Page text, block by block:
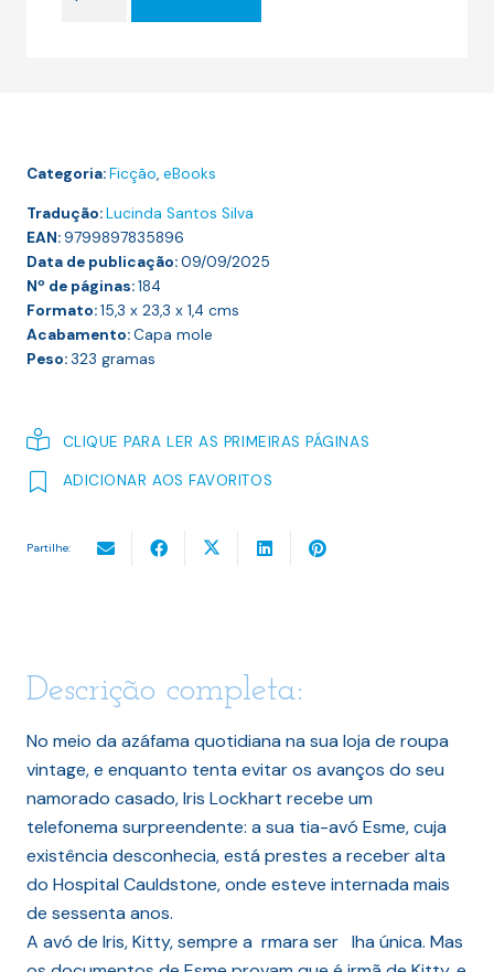
18.00 €.16.20 €.
LENNOX
Categoria:Ficção, eBooks
Tradução:Lucinda Santos Silva
EAN:9799897835896
Data de publicação:09/09/2025
Nº de páginas:184
Formato:15,3 x 23,3 x 1,4 cms
Acabamento:Capa mole
Peso:323 gramas
CLIQUE PARA LER AS PRIMEIRAS PÁGINAS
ADICIONAR AOS FAVORITOS
Partilhe:
Descrição completa:
No meio da azáfama quotidiana na sua loja de roupa
vintage, e enquanto tenta evitar os avanços do seu
namorado casado, Iris Lockhart recebe um
telefonema surpreendente: a sua tia-avó Esme, cuja
existência desconhecia, está prestes a receber alta
do Hospital Cauldstone, onde esteve internada mais
de sessenta anos.
A avó de Iris, Kitty, sempre a rmara ser lha única. Mas